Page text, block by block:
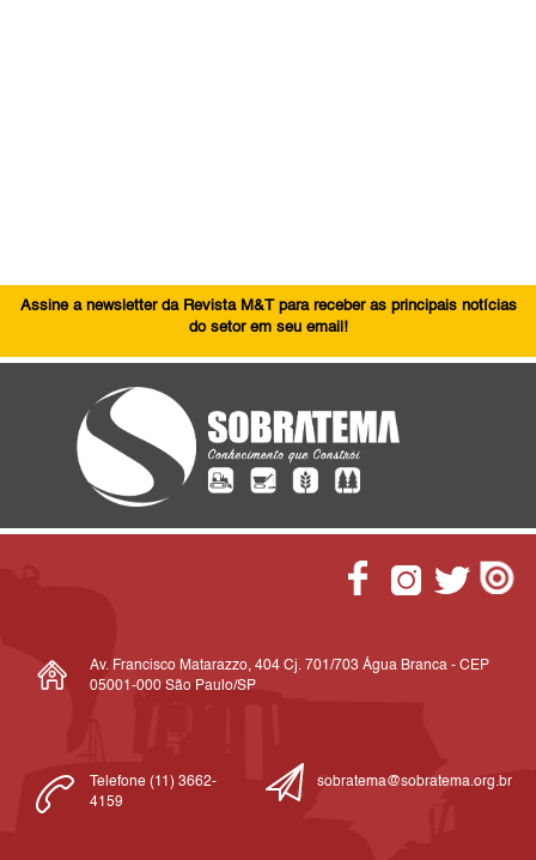
Assine a newsletter da Revista M&T para receber as principais notícias
do setor em seu email!
Av. Francisco Matarazzo, 404 Cj. 701/703 Água Branca - CEP
05001-000 São Paulo/SP
Telefone (11) 3662-
4159
sobratema@sobratema.org.br